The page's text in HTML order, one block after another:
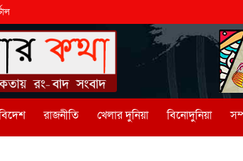
রাজনীতি খেলার দুনিয়া বিনোদুনিয়া